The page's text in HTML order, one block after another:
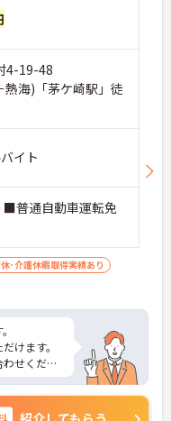
4-19-48
熱海)「茅ケ崎駅」徒
イト
普通自動車運転免
･介護休暇取得実績あり
けます。
せくださ